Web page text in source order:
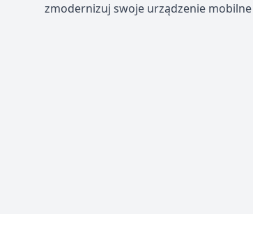
zmodernizuj swoje urządzenie mobilne